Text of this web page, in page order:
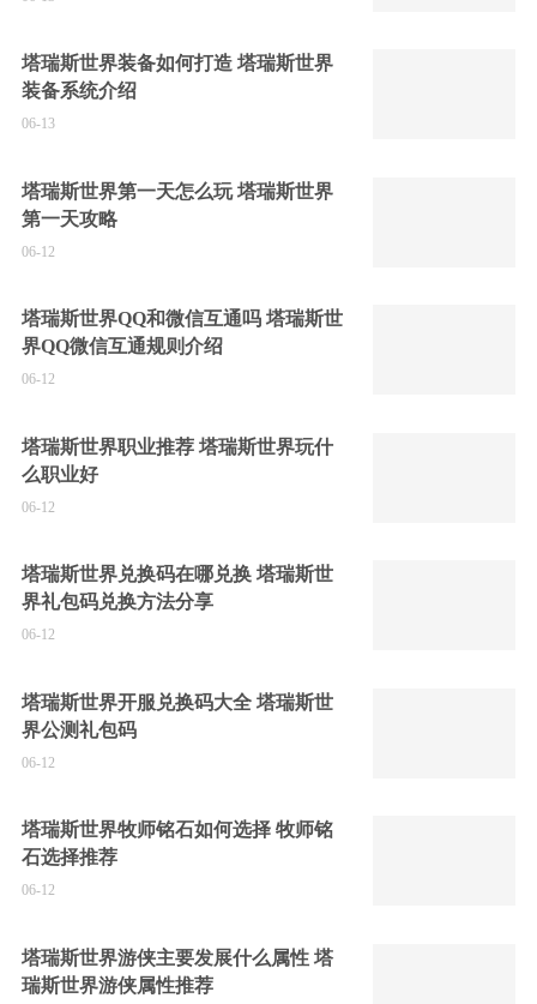
塔瑞斯世界装备如何打造 塔瑞斯世界
装备系统介绍
06-13
塔瑞斯世界第一天怎么玩 塔瑞斯世界
第一天攻略
06-12
塔瑞斯世界QQ和微信互通吗 塔瑞斯世
界QQ微信互通规则介绍
06-12
塔瑞斯世界职业推荐 塔瑞斯世界玩什
么职业好
06-12
塔瑞斯世界兑换码在哪兑换 塔瑞斯世
界礼包码兑换方法分享
06-12
塔瑞斯世界开服兑换码大全 塔瑞斯世
界公测礼包码
06-12
塔瑞斯世界牧师铭石如何选择 牧师铭
石选择推荐
06-12
塔瑞斯世界游侠主要发展什么属性 塔
瑞斯世界游侠属性推荐